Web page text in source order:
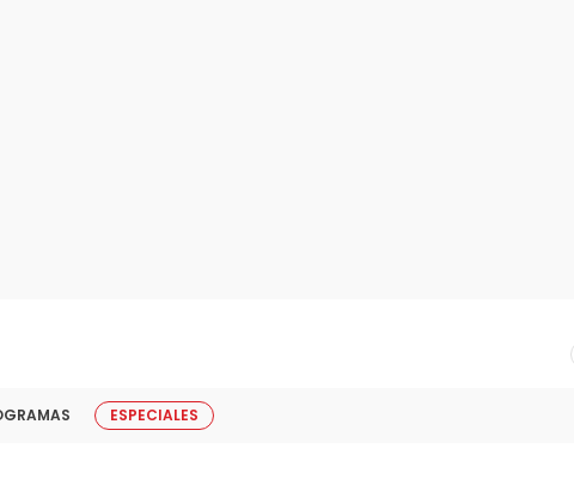
ESPECIALES